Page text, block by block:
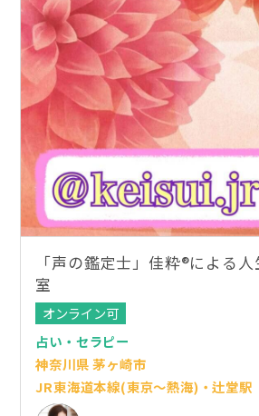
「声の鑑定士」佳粋®️による
室
オンライン可
占い・セラピー
神奈川県 茅ヶ崎市
JR東海道本線(東京～熱海)・辻堂駅